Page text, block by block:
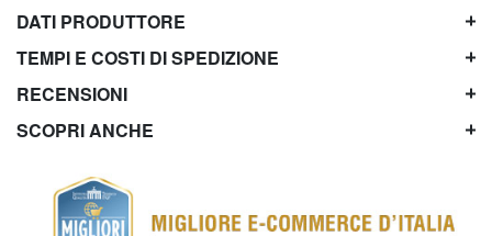
DATI PRODUTTORE
TEMPI E COSTI DI SPEDIZIONE
RECENSIONI
SCOPRI ANCHE